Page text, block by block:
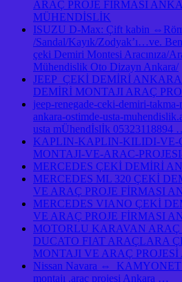
ARAÇ PROJE FİRMASI
MÜHENDİSLİK
ISUZU D-Max: Çift kabin
/Sandal/Kayık/Zodyak’ı…ve.
çeki Demiri Montesi Aracınıza/
Mühendislik Oto Dizayn Ankara/
JEEP ÇEKİ DEMİRİ
DEMİRİ MONTAJI ARAÇ
jeep-renegade-ceki-demiri-
ankara-ostimde-usta-
usta mÜhendİslİk 05323118894
KAPLIN-KAPLIN-KILIDI-
MONTAJI-VE-ARAC-
MERCEDES ÇEKİ DEMİRİ
MERCEDES ML 320 ÇEKİ
VE ARAÇ PROJE FİRMASI
MERCEDES VIANO ÇEKİ
VE ARAÇ PROJE FİRMASI
MOTORLU KARAVAN ARAÇ
DUCATO FIAT ARAÇLARA
MONTAJI VE ARAÇ
Nissan Navara ⇔ KAMYONET
montajı .araç projesi Ankara …